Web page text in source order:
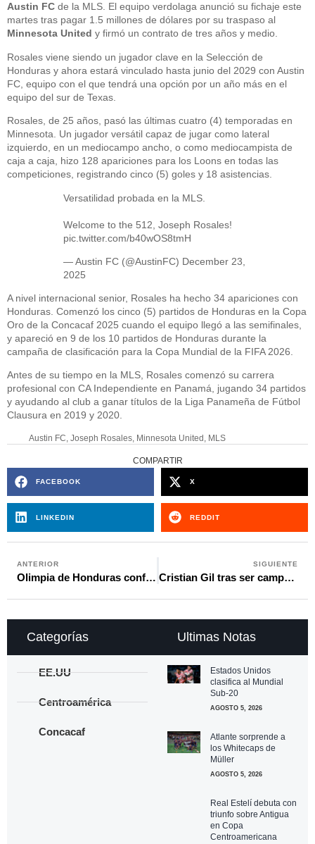
Austin FC de la MLS. El equipo verdolaga anunció su fichaje este
martes tras pagar 1.5 millones de dólares por su traspaso al
Minnesota United y firmó un contrato de tres años y medio.
Rosales viene siendo un jugador clave en la Selección de
Honduras y ahora estará vinculado hasta junio del 2029 con Austin
FC, equipo con el que tendrá una opción por un año más en el
equipo del sur de Texas.
Rosales, de 25 años, pasó las últimas cuatro (4) temporadas en
Minnesota. Un jugador versátil capaz de jugar como lateral
izquierdo, en un mediocampo ancho, o como mediocampista de
caja a caja, hizo 128 apariciones para los Loons en todas las
competiciones, registrando cinco (5) goles y 18 asistencias.
Versatilidad probada en la MLS.
Welcome to the 512, Joseph Rosales!
pic.twitter.com/b40wOS8tmH
— Austin FC (@AustinFC) December 23,
2025
A nivel internacional senior, Rosales ha hecho 34 apariciones con
Honduras. Comenzó los cinco (5) partidos de Honduras en la Copa
Oro de la Concacaf 2025 cuando el equipo llegó a las semifinales,
y apareció en 9 de los 10 partidos de Honduras durante la
campaña de clasificación para la Copa Mundial de la FIFA 2026.
Antes de su tiempo en la MLS, Rosales comenzó su carrera
profesional con CA Independiente en Panamá, jugando 34 partidos
y ayudando al club a ganar títulos de la Liga Panameña de Fútbol
Clausura en 2019 y 2020.
Austin FC ,Joseph Rosales Minnesota United MLS
COMPARTIR
FACEBOOK X
LINKEDIN REDDIT
ANTERIOR
Olimpia de Honduras confirma la renovación por un año del entrenador uruguayo, Eduardo Espinel
SIGUIENTE
Cristian Gil tras ser campeón con LA Firpo: “Me tocó trabajar, sacrificar y tener paciencia”
Ultimas Notas
Estados Unidos
clasifica al Mundial
Sub-20
AGOSTO 5, 2026
Atlante sorprende a
los Whitecaps de
Müller
AGOSTO 5, 2026
Real Estelí debuta con
triunfo sobre Antigua
en Copa
Centroamericana
Categorías
EE.UU
Centroamérica
Concacaf